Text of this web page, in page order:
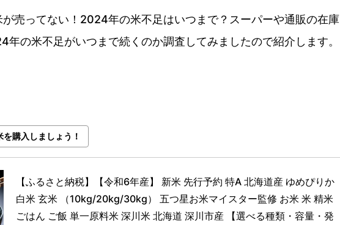
売ってない！2024年の米不足はいつまで？スーパーや通販の在庫
年の米不足がいつまで続くのか調査してみましたので紹介します。
購入しましょう！
【ふるさと納税】【令和6年産】 新米 先行予約 特A 北海道産 ゆめぴりか
白米 玄米 （10kg/20kg/30kg） 五つ星お米マイスター監修 お米 米 精米
ごはん ご飯 単一原料米 深川米 北海道 深川市産 【選べる種類・容量・発